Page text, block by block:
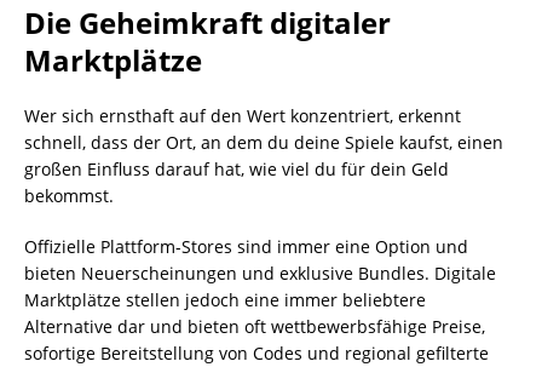
Die Geheimkraft digitaler
Marktplätze
Wer sich ernsthaft auf den Wert konzentriert, erkennt
schnell, dass der Ort, an dem du deine Spiele kaufst, einen
großen Einfluss darauf hat, wie viel du für dein Geld
bekommst.
Offizielle Plattform-Stores sind immer eine Option und
bieten Neuerscheinungen und exklusive Bundles. Digitale
Marktplätze stellen jedoch eine immer beliebtere
Alternative dar und bieten oft wettbewerbsfähige Preise,
sofortige Bereitstellung von Codes und regional gefilterte